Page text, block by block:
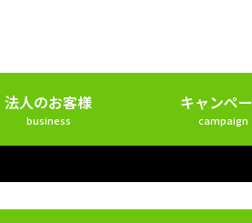
法人のお客様
business
キャンペ
campaign